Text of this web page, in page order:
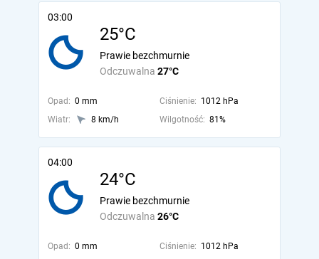
03:00
25°C
Odczuwalna 27°C
Prawie bezchmurnie
Opad: 0 mm Ciśnienie: 1012 hPa
Wiatr:
8 km/h Wilgotność: 81%
04:00
24°C
Odczuwalna 26°C
Prawie bezchmurnie
Opad: 0 mm Ciśnienie: 1012 hPa